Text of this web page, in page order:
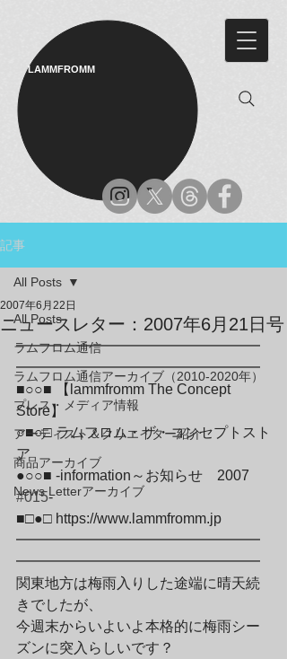
LAMMFROMM​
記事
All Posts
ラムフロム通信
ラムフロム通信アーカイブ（2010-2020年）
プレス・メディア情報
アーティスト＆クリエイター紹介
商品アーカイブ
News Letterアーカイブ
All Posts
ニュースレター：2007年6月21日号
2007年6月22日
━━━━━━━━━━━━━━━━━
━━━━━━━━━━━━━━━━━
■○○■ 【lammfromm The Concept
Store】
○■○□ ラムフロム・ザ・コンセプトスト
ア
●○○■ -information～お知らせ　2007
#015-
■□●□ https://www.lammfromm.jp
━━━━━━━━━━━━━━━━━
━━━━━━━━━━━━━━━━━
関東地方は梅雨入りした途端に晴天続
きでしたが、
今週末からいよいよ本格的に梅雨シー
ズンに突入らしいです？